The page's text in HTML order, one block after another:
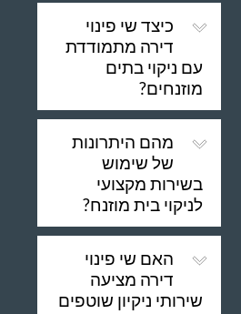
כיצד שי פינוי
דירה מתמודדת
עם ניקוי בתים
מוזנחים?
מהם היתרונות
של שימוש
בשירות מקצועי
לניקוי בית מוזנח?
האם שי פינוי
דירה מציעה
שירותי ניקיון שוטפים